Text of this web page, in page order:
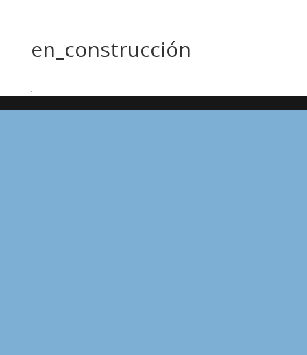
en_construcción